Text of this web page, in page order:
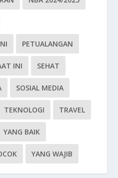
PETUALANGAN
INI SEHAT
SOSIAL MEDIA
TEKNOLOGI TRAVEL
YANG BAIK
YANG WAJIB